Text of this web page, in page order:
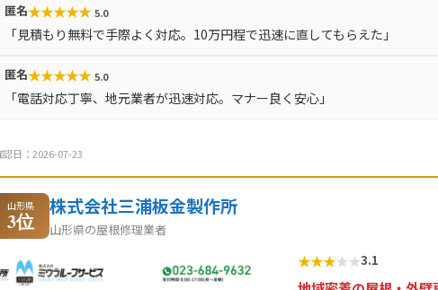
匿名★★★★★ 5.0
「見積もり無料で手際よく対応。10万円程で迅速に直してもらえた」
匿名★★★★★ 5.0
「電話対応丁寧、地元業者が迅速対応。マナー良く安心」
認日：2026-07-23
山形県
3位
株式会社三浦板金製作所
山形県の屋根修理業者
★★★★★3.1